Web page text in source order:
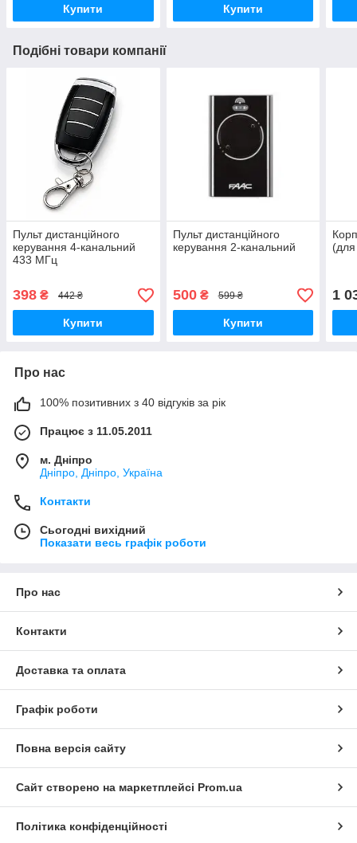
Купити Купити
Подібні товари компанії
Пульт дистанційного
керування 4-канальний
433 МГц
398 ₴ 442 ₴
Купити
Пульт дистанційного
керування 2-канальний
500₴ 599 ₴
Купити
1
Про нас
100% позитивних з 40 відгуків за рік
Працює з 11.05.2011
м. Дніпро
Дніпро, Дніпро, Україна
Контакти
Сьогодні вихідний
Показати весь графік роботи
Про нас
Контакти
Доставка та оплата
Графік роботи
Повна версія сайту
Сайт створено на маркетплейсі Prom.ua
Політика конфіденційності